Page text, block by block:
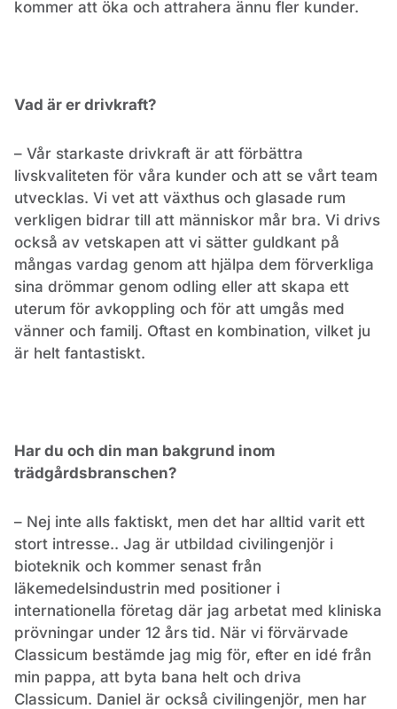
kommer att öka och attrahera ännu fler kunder.
Vad är er drivkraft?
– Vår starkaste drivkraft är att förbättra
livskvaliteten för våra kunder och att se vårt team
utvecklas. Vi vet att växthus och glasade rum
verkligen bidrar till att människor mår bra. Vi drivs
också av vetskapen att vi sätter guldkant på
mångas vardag genom att hjälpa dem förverkliga
sina drömmar genom odling eller att skapa ett
uterum för avkoppling och för att umgås med
vänner och familj. Oftast en kombination, vilket ju
är helt fantastiskt.
Har du och din man bakgrund inom
trädgårdsbranschen?
– Nej inte alls faktiskt, men det har alltid varit ett
stort intresse.. Jag är utbildad civilingenjör i
bioteknik och kommer senast från
läkemedelsindustrin med positioner i
internationella företag där jag arbetat med kliniska
prövningar under 12 års tid. När vi förvärvade
Classicum bestämde jag mig för, efter en idé från
min pappa, att byta bana helt och driva
Classicum. Daniel är också civilingenjör, men har